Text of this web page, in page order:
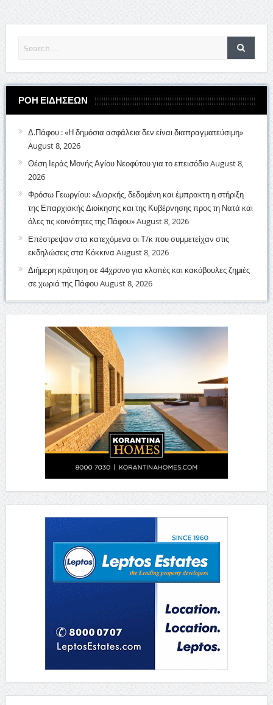
ΡΟΗ ΕΙΔΗΣΕΩΝ
Δ.Πάφου : «Η δημόσια ασφάλεια δεν είναι διαπραγματεύσιμη»
August 8, 2026
Θέση Ιεράς Μονής Αγίου Νεοφύτου για το επεισόδιοAugust 8,
2026
Φρόσω Γεωργίου: «Διαρκής, δεδομένη και έμπρακτη η στήριξη
της Επαρχιακής Διοίκησης και της Κυβέρνησης προς τη Νατά και
όλες τις κοινότητες της Πάφου»August 8, 2026
Επέστρεψαν στα κατεχόμενα οι Τ/κ που συμμετείχαν στις
εκδηλώσεις στα Κόκκινα August 8, 2026
Διήμερη κράτηση σε 44χρονο για κλοπές και κακόβουλες ζημιές
σε χωριά της ΠάφουAugust 8, 2026